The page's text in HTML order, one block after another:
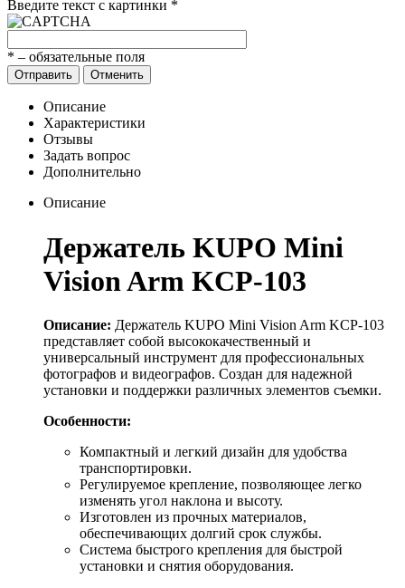
Введите текст с картинки *
* – обязательные поля
Отправить Отменить
Описание
Характеристики
Отзывы
Задать вопрос
Дополнительно
Описание
Держатель KUPO Mini
Vision Arm KCP-103
Описание: Держатель KUPO Mini Vision Arm KCP-103
представляет собой высококачественный и
универсальный инструмент для профессиональных
фотографов и видеографов. Создан для надежной
установки и поддержки различных элементов съемки.
Особенности:
Компактный и легкий дизайн для удобства
транспортировки.
Регулируемое крепление, позволяющее легко
изменять угол наклона и высоту.
Изготовлен из прочных материалов,
обеспечивающих долгий срок службы.
Система быстрого крепления для быстрой
установки и снятия оборудования.